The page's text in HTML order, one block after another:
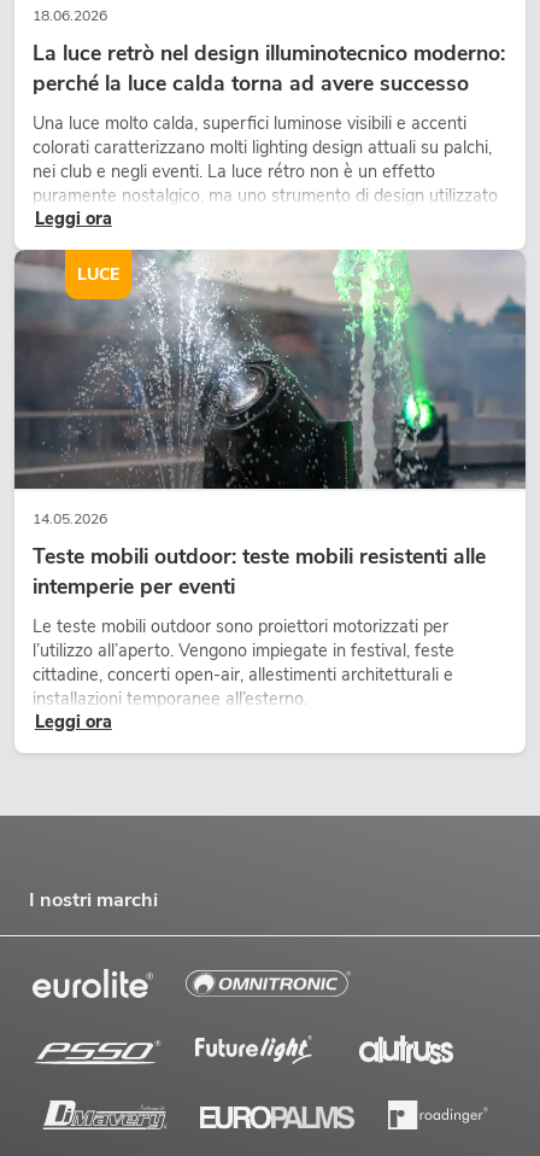
18.06.2026
La luce retrò nel design illuminotecnico moderno:
perché la luce calda torna ad avere successo
Una luce molto calda, superfici luminose visibili e accenti
colorati caratterizzano molti lighting design attuali su palchi,
nei club e negli eventi. La luce rétro non è un effetto
puramente nostalgico, ma uno strumento di design utilizzato
in modo consapevole: crea atmosfera, dona carattere alle
scene e può rendere più emozionali i setup LED tecnici.
Leggi ora
14.05.2026
Teste mobili outdoor: teste mobili resistenti alle
intemperie per eventi
Le teste mobili outdoor sono proiettori motorizzati per
l’utilizzo all’aperto. Vengono impiegate in festival, feste
cittadine, concerti open-air, allestimenti architetturali e
installazioni temporanee all’esterno.
Leggi ora
LUCE
I nostri marchi